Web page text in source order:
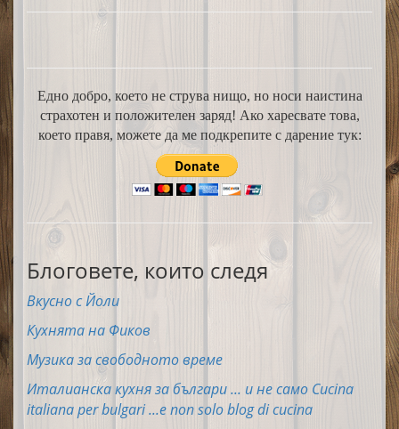
Едно добро, което не струва нищо, но носи наистина
страхотен и положителен заряд! Ако харесвате това,
което правя, можете да ме подкрепите с дарение тук:
Блоговете, които следя
Вкусно с Йоли
Кухнята на Фиков
Музика за свободното време
Италианска кухня за българи ... и не само Cucina
italiana per bulgari ...e non solo blog di cucina